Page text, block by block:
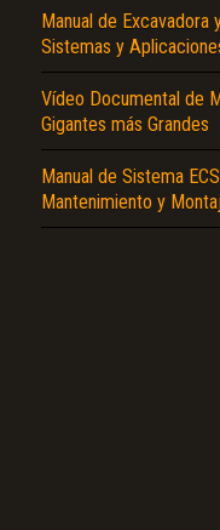
Manual de Excavadora
Sistemas y
Vídeo Documental de
Gigantes más Grandes
Manual de Sistema
Mantenimiento y